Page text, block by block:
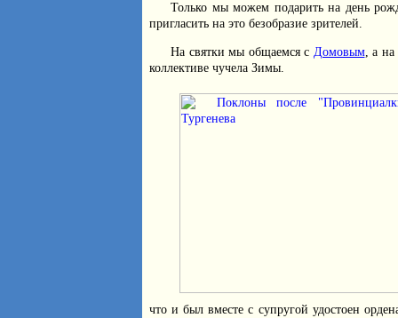
Только мы можем подарить на день
пригласить на это безобразие зрителей.
На святки мы общаемся с Домовым, а на
коллективе чучела Зимы.
что и был вместе с супругой удостоен